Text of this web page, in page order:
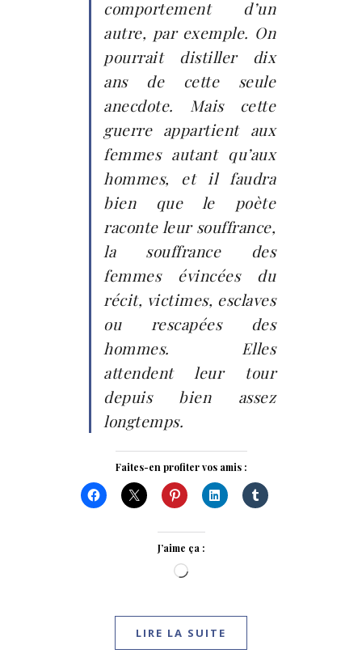
comportement d’un
autre, par exemple. On
pourrait distiller dix
ans de cette seule
anecdote. Mais cette
guerre appartient aux
femmes autant qu’aux
hommes, et il faudra
bien que le poète
raconte leur souffrance,
la souffrance des
femmes évincées du
récit, victimes, esclaves
ou rescapées des
hommes. Elles
attendent leur tour
depuis bien assez
longtemps.
Faites-en profiter vos amis :
J’aime ça :
Chargement…
LIRE LA SUITE